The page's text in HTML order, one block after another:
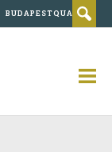
BUDAPESTQUAD